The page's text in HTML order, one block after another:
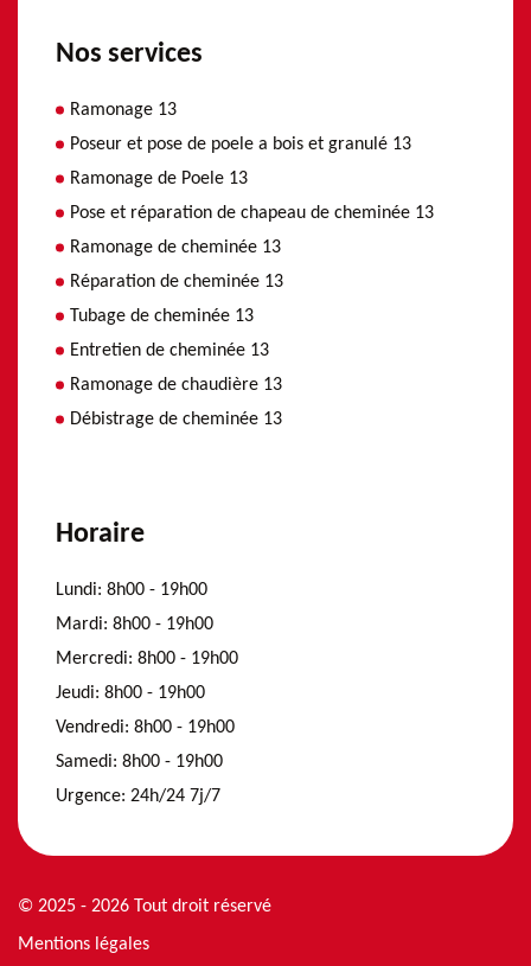
Nos services
Ramonage 13
Poseur et pose de poele a bois et granulé 13
Ramonage de Poele 13
Pose et réparation de chapeau de cheminée 13
Ramonage de cheminée 13
Réparation de cheminée 13
Tubage de cheminée 13
Entretien de cheminée 13
Ramonage de chaudière 13
Débistrage de cheminée 13
Horaire
Lundi: 8h00 - 19h00
Mardi: 8h00 - 19h00
Mercredi: 8h00 - 19h00
Jeudi: 8h00 - 19h00
Vendredi: 8h00 - 19h00
Samedi: 8h00 - 19h00
Urgence: 24h/24 7j/7
© 2025 - 2026 Tout droit réservé
Mentions légales